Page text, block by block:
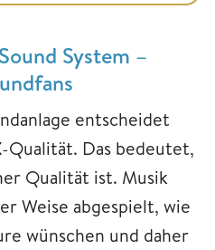
System –
entscheidet
Qualität. Das bedeutet,
Qualität ist. Musik
Weise abgespielt, wie
wünschen und daher